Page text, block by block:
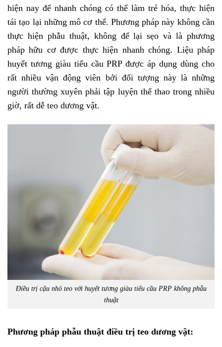
hiện nay để nhanh chóng có thể làm trẻ hóa, thực hiện
tái tạo lại những mô cơ thể. Phương pháp này không cần
thực hiện phẫu thuật, không để lại sẹo và là phương
pháp hữu cơ được thực hiện nhanh chóng. Liệu pháp
huyết tương giàu tiểu cầu PRP được áp dụng dùng cho
rất nhiều vận động viên bởi đối tượng này là những
người thường xuyên phải tập luyện thể thao trong nhiều
giờ, rất dễ teo dương vật.
Điều trị cậu nhỏ teo với huyết tương giàu tiểu cầu PRP không phẫu
thuật
Phương pháp phẫu thuật điều trị teo dương vật: